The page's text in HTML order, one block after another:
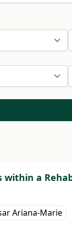
within a
Ariana-Marie